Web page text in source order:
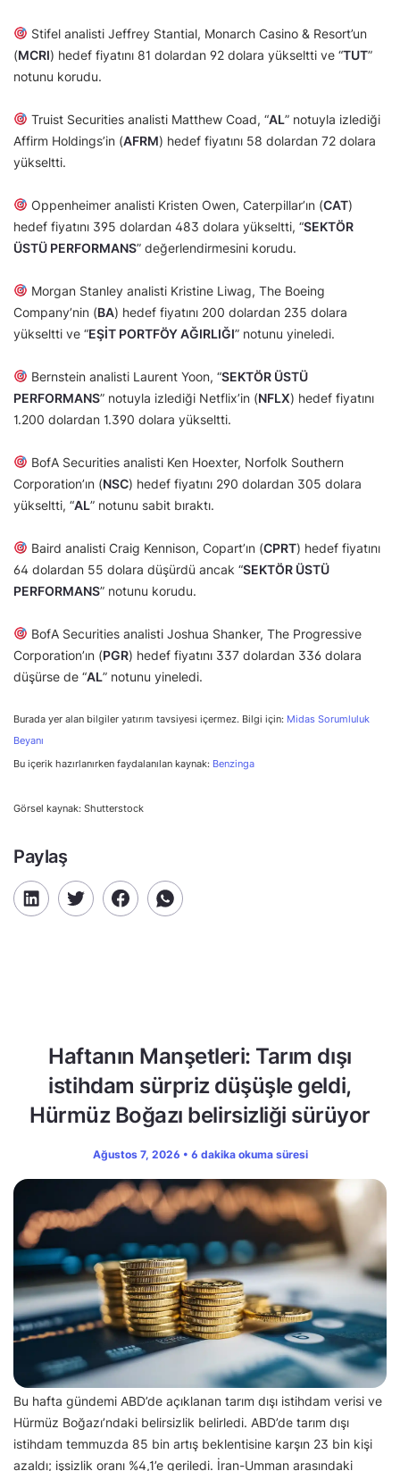
Stifel analisti Jeffrey Stantial, Monarch Casino & Resort’un
(MCRI) hedef fiyatını 81 dolardan 92 dolara yükseltti ve “TUT”
notunu korudu.
Truist Securities analisti Matthew Coad, “AL” notuyla izlediği
Affirm Holdings’in (AFRM) hedef fiyatını 58 dolardan 72 dolara
yükseltti.
Oppenheimer analisti Kristen Owen, Caterpillar’ın (CAT)
hedef fiyatını 395 dolardan 483 dolara yükseltti, “SEKTÖR
ÜSTÜ PERFORMANS” değerlendirmesini korudu.
Morgan Stanley analisti Kristine Liwag, The Boeing
Company’nin (BA) hedef fiyatını 200 dolardan 235 dolara
yükseltti ve “EŞİT PORTFÖY AĞIRLIĞI” notunu yineledi.
Bernstein analisti Laurent Yoon, “SEKTÖR ÜSTÜ
PERFORMANS” notuyla izlediği Netflix’in (NFLX) hedef fiyatını
1.200 dolardan 1.390 dolara yükseltti.
BofA Securities analisti Ken Hoexter, Norfolk Southern
Corporation’ın (NSC) hedef fiyatını 290 dolardan 305 dolara
yükseltti, “AL” notunu sabit bıraktı.
Baird analisti Craig Kennison, Copart’ın (CPRT) hedef fiyatını
64 dolardan 55 dolara düşürdü ancak “SEKTÖR ÜSTÜ
PERFORMANS” notunu korudu.
BofA Securities analisti Joshua Shanker, The Progressive
Corporation’ın (PGR) hedef fiyatını 337 dolardan 336 dolara
düşürse de “AL” notunu yineledi.
Burada yer alan bilgiler yatırım tavsiyesi içermez. Bilgi için: Midas Sorumluluk
Beyanı
Bu içerik hazırlanırken faydalanılan kaynak: Benzinga
Görsel kaynak: Shutterstock
Paylaş
Haftanın Manşetleri: Tarım dışı
istihdam sürpriz düşüşle geldi,
Hürmüz Boğazı belirsizliği sürüyor
Ağustos 7, 2026 • 6 dakika okuma süresi
Bu hafta gündemi ABD’de açıklanan tarım dışı istihdam verisi ve
Hürmüz Boğazı’ndaki belirsizlik belirledi. ABD’de tarım dışı
istihdam temmuzda 85 bin artış beklentisine karşın 23 bin kişi
azaldı; işsizlik oranı %4,1’e geriledi. İran-Umman arasındaki